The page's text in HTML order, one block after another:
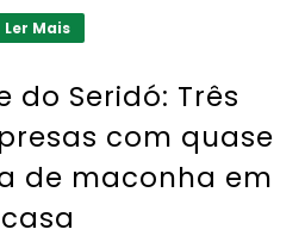
Ler Mais
do Seridó: Três
com quase
de maconha em
casa